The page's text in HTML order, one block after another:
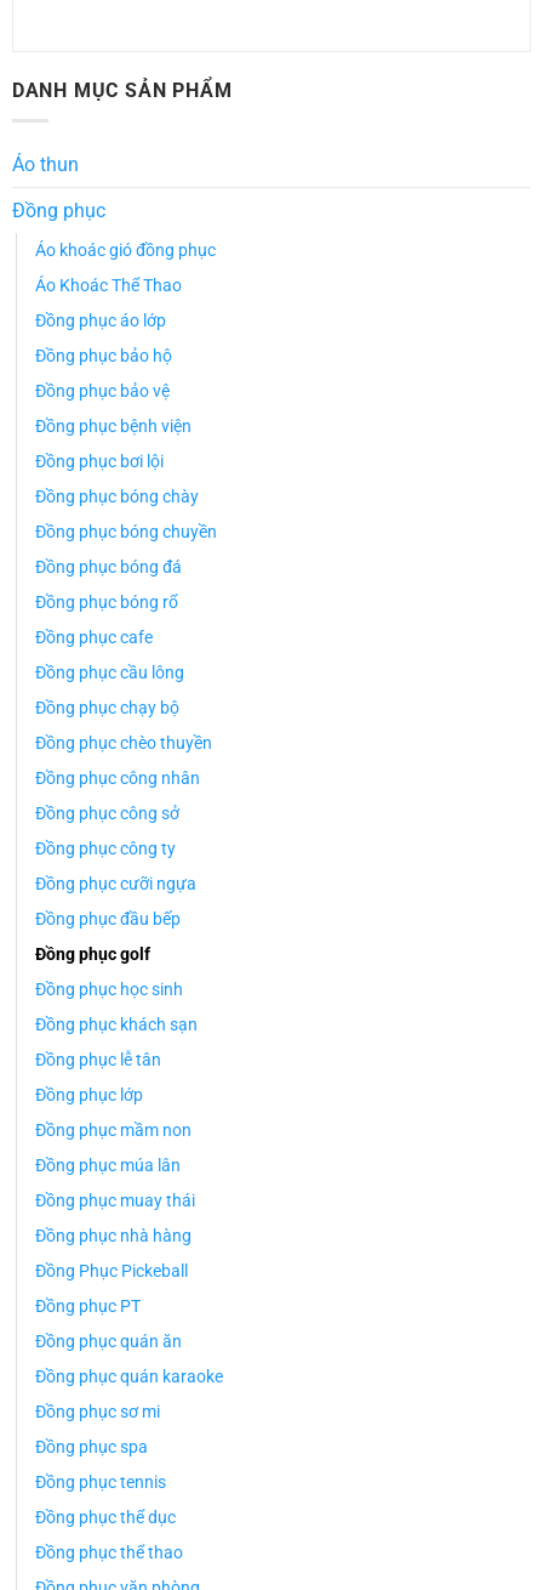
DANH MỤC SẢN PHẨM
Áo thun
Đồng phục
Áo khoác gió đồng phục
Áo Khoác Thể Thao
Đồng phục áo lớp
Đồng phục bảo hộ
Đồng phục bảo vệ
Đồng phục bệnh viện
Đồng phục bơi lội
Đồng phục bóng chày
Đồng phục bóng chuyền
Đồng phục bóng đá
Đồng phục bóng rổ
Đồng phục cafe
Đồng phục cầu lông
Đồng phục chạy bộ
Đồng phục chèo thuyền
Đồng phục công nhân
Đồng phục công sở
Đồng phục công ty
Đồng phục cưỡi ngựa
Đồng phục đầu bếp
Đồng phục golf
Đồng phục học sinh
Đồng phục khách sạn
Đồng phục lễ tân
Đồng phục lớp
Đồng phục mầm non
Đồng phục múa lân
Đồng phục muay thái
Đồng phục nhà hàng
Đồng Phục Pickeball
Đồng phục PT
Đồng phục quán ăn
Đồng phục quán karaoke
Đồng phục sơ mi
Đồng phục spa
Đồng phục tennis
Đồng phục thể dục
Đồng phục thể thao